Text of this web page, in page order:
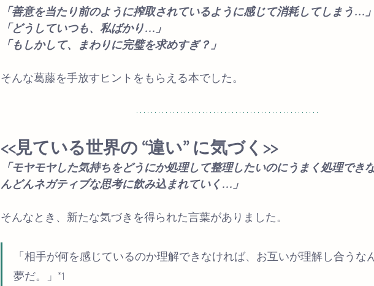
「善意を当たり前のように搾取されているように感じて消耗してしまう…」
「どうしていつも、私ばかり…」
「もしかして、まわりに完璧を求めすぎ？」
そんな葛藤を手放すヒントをもらえる本でした。
<<見ている世界の “違い” に気づく>>
「モヤモヤした気持ちをどうにか処理して整理したいのにうまく処理で
んどんネガティブな思考に飲み込まれていく…」
そんなとき、新たな気づきを得られた言葉がありました。
「相手が何を感じているのか理解できなければ、お互いが理解し合うな
夢だ。」*1